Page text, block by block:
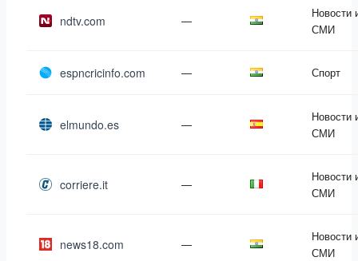
ndtv.com —
Новости
СМИ
espncricinfo.com — Спорт
elmundo.es —
Новости
СМИ
corriere.it —
Новости
СМИ
news18.com —
Новости
СМИ